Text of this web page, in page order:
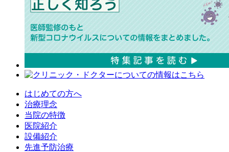
はじめての方へ
治療理念
当院の特徴
医院紹介
設備紹介
先進予防治療